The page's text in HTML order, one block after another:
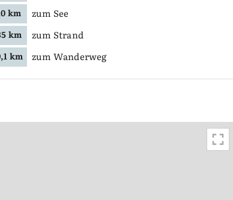
km
zum See
km
zum Strand
km zum Wanderweg